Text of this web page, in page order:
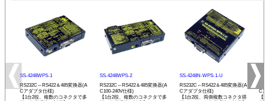
SS-4248WPS-1
RS232C⇔RS422＆485変換器(A
Cアダプタ仕様)
【1台2役、複数のコネクタで多
SS-4248WPS-2
RS232C⇔RS422＆485変換器(A
C100-240V仕様)
【1台2役、複数のコネクタで多
SS-4248N-WPS-1-U
RS232C⇔RS422＆485変換器(A
Cアダプタ仕様)
【1台2役、両側複数コネクタ搭
SS-
【